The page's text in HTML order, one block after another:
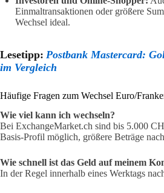
Einmaltransaktionen oder größere
Wechsel ideal.
Lesetipp: Postbank Mastercard:
im Vergleich
Häufige Fragen zum Wechsel Euro/
Wie viel kann ich wechseln?
Bei ExchangeMarket.ch sind bis 5.000
Basis-Profil möglich, größere Beträge
Wie schnell ist das Geld auf meinem
In der Regel innerhalb eines Werktags